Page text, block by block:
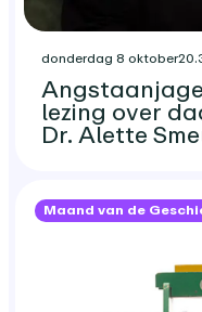
donderdag 8 oktober
lezing over
Dr. Alette
Maand van de